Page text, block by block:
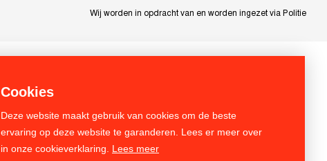
Cookies
Deze website maakt gebruik van cookies om de beste
ervaring op deze website te garanderen. Lees er meer over
in onze cookieverklaring. Lees meer
Wij worden in opdracht van en worden ingezet via Politie